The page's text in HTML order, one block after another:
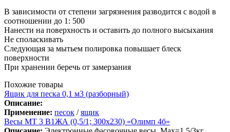
В зависимости от степени загрязнения разводится с водой в
соотношении до 1: 500
Нанести на поверхность и оставить до полного высыхания
Не споласкивать
Следующая за мытьем полировка повышает блеск
поверхности
При хранении беречь от замерзания
Похожие товары
Ящик для песка 0,1 м3 (разборный)
Описание:
Применение: песок /ящик
Весы МТ 3 В1ЖА (0,5/1; 300х230) «Олимп 4б»